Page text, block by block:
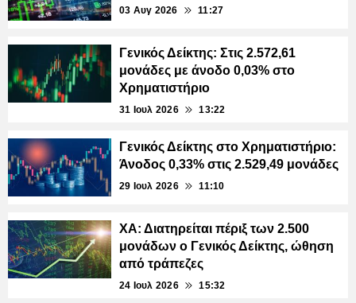
03 Αυγ 2026 11:27
Γενικός Δείκτης: Στις 2.572,61
μονάδες με άνοδο 0,03% στο
Χρηματιστήριο
31 Ιουλ 2026 13:22
Γενικός Δείκτης στο Χρηματιστήριο:
Άνοδος 0,33% στις 2.529,49 μονάδες
29 Ιουλ 2026 11:10
ΧΑ: Διατηρείται πέριξ των 2.500
μονάδων ο Γενικός Δείκτης, ώθηση
από τράπεζες
24 Ιουλ 2026 15:32